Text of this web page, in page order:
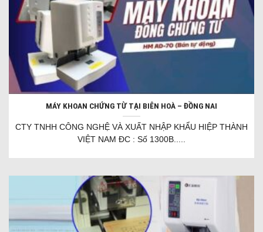
MÁY KHOAN CHỨNG TỪ TẠI BIÊN HOÀ – ĐỒNG NAI
CTY TNHH CÔNG NGHỆ VÀ XUẤT NHẬP KHẨU HIỆP THÀNH
VIỆT NAM ĐC : Số 1300B.....